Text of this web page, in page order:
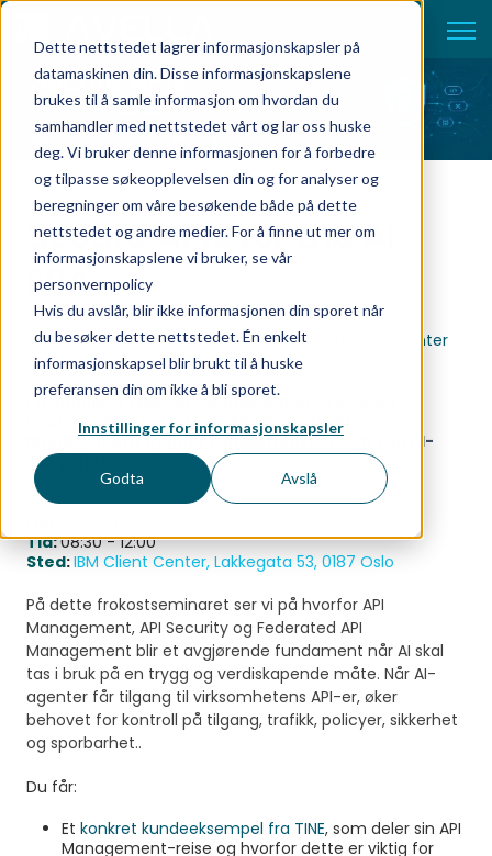
Dette nettstedet lagrer informasjonskapsler på
datamaskinen din. Disse informasjonskapslene
brukes til å samle informasjon om hvordan du
samhandler med nettstedet vårt og lar oss huske
deg. Vi bruker denne informasjonen for å forbedre
og tilpasse søkeopplevelsen din og for analyser og
beregninger om våre besøkende både på dette
nettstedet og andre medier. For å finne ut mer om
informasjonskapslene vi bruker, se vår
personvernpolicy
Hvis du avslår, blir ikke informasjonen din sporet når
du besøker dette nettstedet. Én enkelt
informasjonskapsel blir brukt til å huske
preferansen din om ikke å bli sporet.
Innstillinger for informasjonskapsler
Godta Avslå
Secure APIsfor the AI
ERA
Slik bygger du sikker og styrt API-tilgang for AI- agenter
og digitale tjenester
Få innblikk i TINEs API Management-reise og
hvordan API Security og Federated API
Management bygger fundamentet for trygg AI-
adopsjon.
Tid:08:30 - 12:00
Sted:IBM Client Center, Lakkegata 53, 0187 Oslo
På dette frokostseminaret ser vi på hvorfor API
Management, API Security og Federated API
Management blir et avgjørende fundament når AI skal
tas i bruk på en trygg og verdiskapende måte. Når AI-
agenter får tilgang til virksomhetens API-er, øker
behovet for kontroll på tilgang, trafikk, policyer, sikkerhet
og sporbarhet..
Du får:
Et konkret kundeeksempel fra TINE, som deler sin API
Management-reise og hvorfor dette er viktig for